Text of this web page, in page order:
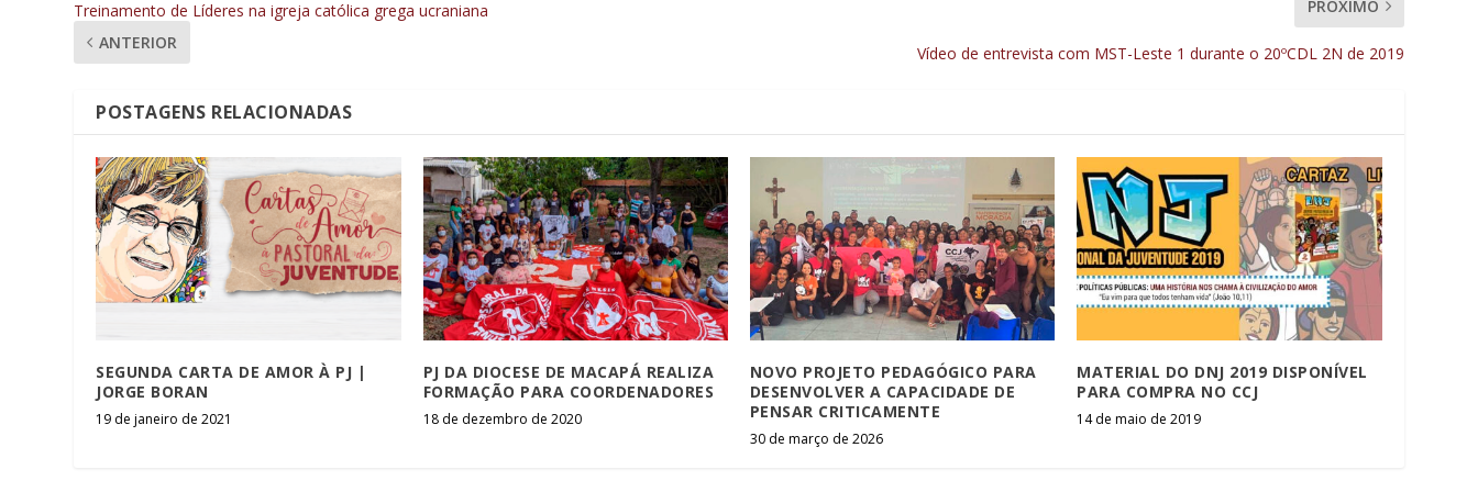
Treinamento de Líderes na igreja católica grega ucraniana
ANTERIOR
PRÓXIMO
Vídeo de entrevista com MST-Leste 1 durante o 20ºCDL 2N de 2019
POSTAGENS RELACIONADAS
SEGUNDA CARTA DE AMOR À PJ |
JORGE BORAN
19 de janeiro de 2021
PJ DA DIOCESE DE MACAPÁ REALIZA
FORMAÇÃO PARA COORDENADORES
18 de dezembro de 2020
NOVO PROJETO PEDAGÓGICO PARA
DESENVOLVER A CAPACIDADE DE
PENSAR CRITICAMENTE
30 de março de 2026
MATERIAL DO DNJ 2019 DISPONÍVEL
PARA COMPRA NO CCJ
14 de maio de 2019